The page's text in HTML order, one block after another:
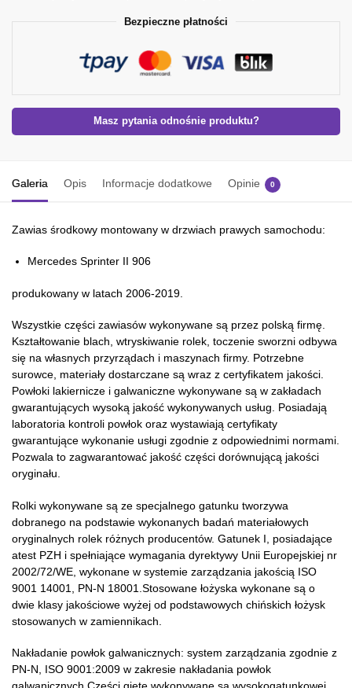
Bezpieczne płatności
Masz pytania odnośnie produktu?
Galeria Opis Informacje dodatkowe Opinie 0
Zawias środkowy montowany w drzwiach prawych samochodu:
Mercedes Sprinter II 906
produkowany w latach 2006-2019.
Wszystkie części zawiasów wykonywane są przez polską firmę.
Kształtowanie blach, wtryskiwanie rolek, toczenie sworzni odbywa
się na własnych przyrządach i maszynach firmy. Potrzebne
surowce, materiały dostarczane są wraz z certyfikatem jakości.
Powłoki lakiernicze i galwaniczne wykonywane są w zakładach
gwarantujących wysoką jakość wykonywanych usług. Posiadają
laboratoria kontroli powłok oraz wystawiają certyfikaty
gwarantujące wykonanie usługi zgodnie z odpowiednimi normami.
Pozwala to zagwarantować jakość części dorównującą jakości
oryginału.
Rolki wykonywane są ze specjalnego gatunku tworzywa
dobranego na podstawie wykonanych badań materiałowych
oryginalnych rolek różnych producentów. Gatunek I, posiadające
atest PZH i spełniające wymagania dyrektywy Unii Europejskiej nr
2002/72/WE, wykonane w systemie zarządzania jakością ISO
9001 14001, PN-N 18001.Stosowane łożyska wykonane są o
dwie klasy jakościowe wyżej od podstawowych chińskich łożysk
stosowanych w zamiennikach.
Nakładanie powłok galwanicznych: system zarządzania zgodnie z
PN-N, ISO 9001:2009 w zakresie nakładania powłok